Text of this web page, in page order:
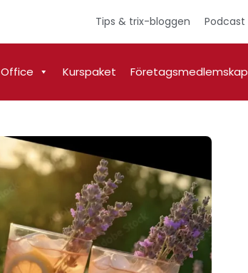
Tips & trix-bloggen Podcast
Office Kurspaket Företagsmedlemskap